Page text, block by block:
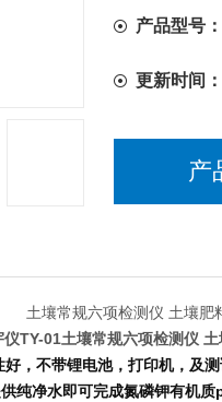
产品型号
更新时间：
产
仪TY-01土壤常规六项检测仪
好，不带锂电池，打印机，及
纯净水即可完成氮磷钾有机质